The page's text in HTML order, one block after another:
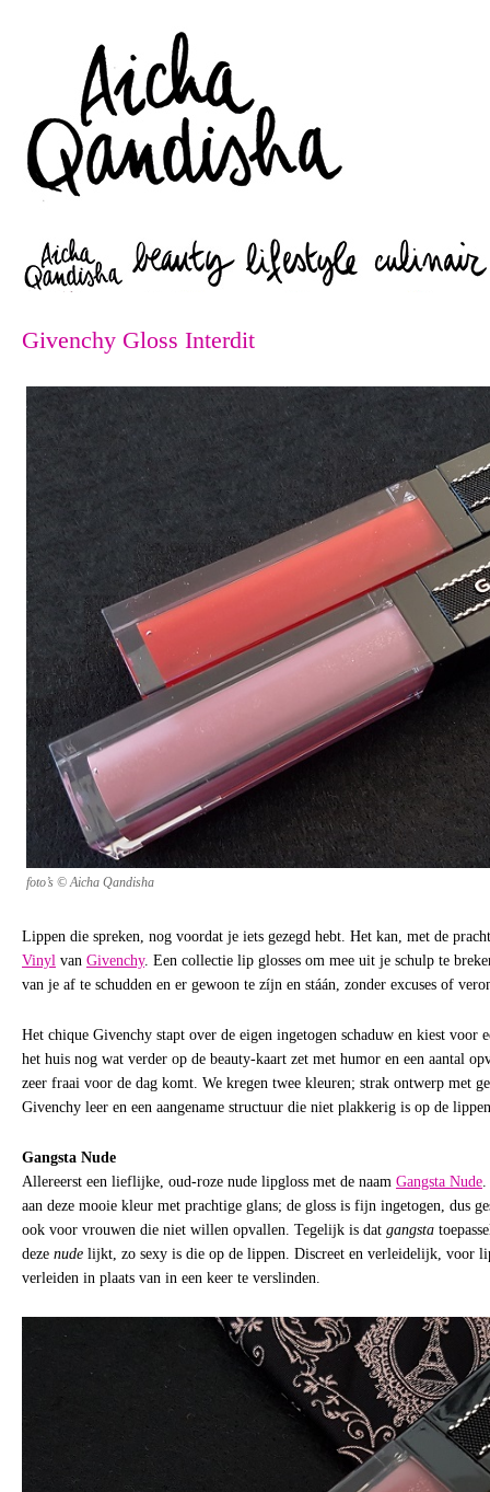
Givenchy Gloss Interdit
foto’s © Aicha Qandisha
Lippen die spreken, nog voordat je iets gezegd hebt. Het kan, met de
Vinyl van Givenchy. Een collectie lip glosses om mee uit je schulp te
van je af te schudden en er gewoon te zíjn en stáán, zonder excuses of
Het chique Givenchy stapt over de eigen ingetogen schaduw en kiest voor
het huis nog wat verder op de beauty-kaart zet met humor en een aantal
zeer fraai voor de dag komt. We kregen twee kleuren; strak ontwerp met
Givenchy leer en een aangename structuur die niet plakkerig is op de
Gangsta Nude
Allereerst een lieflijke, oud-roze nude lipgloss met de naam Gangsta Nude
aan deze mooie kleur met prachtige glans; de gloss is fijn ingetogen, dus
ook voor vrouwen die niet willen opvallen. Tegelijk is dat gangsta
deze nude lijkt, zo sexy is die op de lippen. Discreet en verleidelijk, voor
verleiden in plaats van in een keer te verslinden.